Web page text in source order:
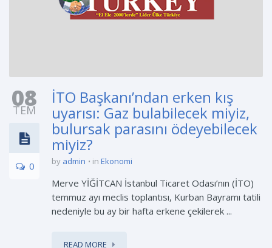
08
TEM
0
İTO Başkanı’ndan erken kış
uyarısı: Gaz bulabilecek miyiz,
bulursak parasını ödeyebilecek
miyiz?
by admin in Ekonomi
Merve YİĞİTCAN İstanbul Ticaret Odası’nın (İTO)
temmuz ayı meclis toplantısı, Kurban Bayramı tatili
nedeniyle bu ay bir hafta erkene çekilerek ...
READ MORE